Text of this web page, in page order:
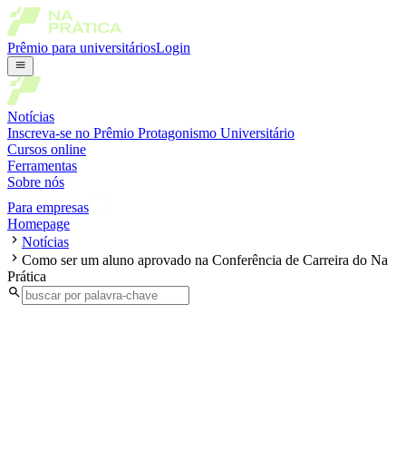
Prêmio para universitáriosLogin
Notícias
Inscreva-se no Prêmio Protagonismo Universitário
Cursos online
Ferramentas
Sobre nós
Para empresas
Homepage
Notícias
Como ser um aluno aprovado na Conferência de Carreira do Na
Prática